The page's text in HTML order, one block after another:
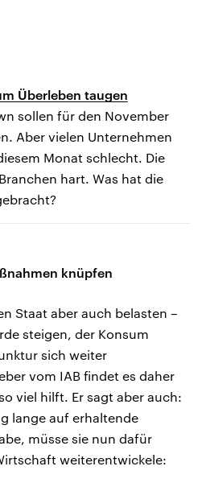
Überleben taugen
sollen für den November
Aber vielen Unternehmen
Monat schlecht. Die
hart. Was hat die
knüpfen
Staat aber auch belasten –
steigen, der Konsum
sich weiter
vom IAB findet es daher
viel hilft. Er sagt aber auch:
lange auf erhaltende
müsse sie nun dafür
weiterentwickele: